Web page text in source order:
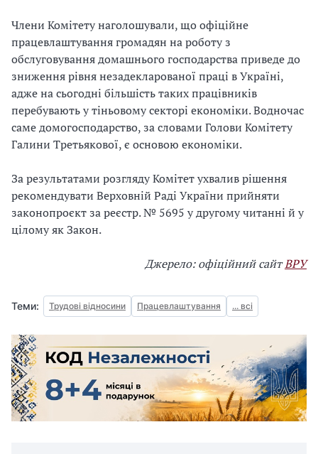
Члени Комітету наголошували, що офіційне
працевлаштування громадян на роботу з
обслуговування домашнього господарства приведе до
зниження рівня незадекларованої праці в Україні,
адже на сьогодні більшість таких працівників
перебувають у тіньовому секторі економіки. Водночас
саме домогосподарство, за словами Голови Комітету
Галини Третьякової, є основою економіки.
За результатами розгляду Комітет ухвалив рішення
рекомендувати Верховній Раді України прийняти
законопроєкт за реєстр. № 5695 у другому читанні й у
цілому як Закон.
Джерело: офіційний сайтВРУ
Теми: Трудові відносини Працевлаштування ... всі